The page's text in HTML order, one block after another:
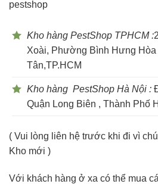
pestshop
Kho hàng PestShop TPHCM :
Xoài, Phường Bình Hưng Hòa
Tân,TP.HCM
Kho hàng PestShop Hà Nội :
Quận Long Biên , Thành Phố
( Vui lòng liên hệ trước khi đi vì
Kho mới )
Với khách hàng ở xa có thể mua